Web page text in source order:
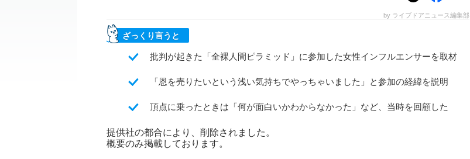
by ライブドアニュース編集部
ざっくり言うと
批判が起きた「全裸人間ピラミッド」に参加した女性インフルエンサーを取材
「恩を売りたいという浅い気持ちでやっちゃいました」と参加の経緯を説明
頂点に乗ったときは「何が面白いかわからなかった」など、当時を回顧した
提供社の都合により、削除されました。
概要のみ掲載しております。